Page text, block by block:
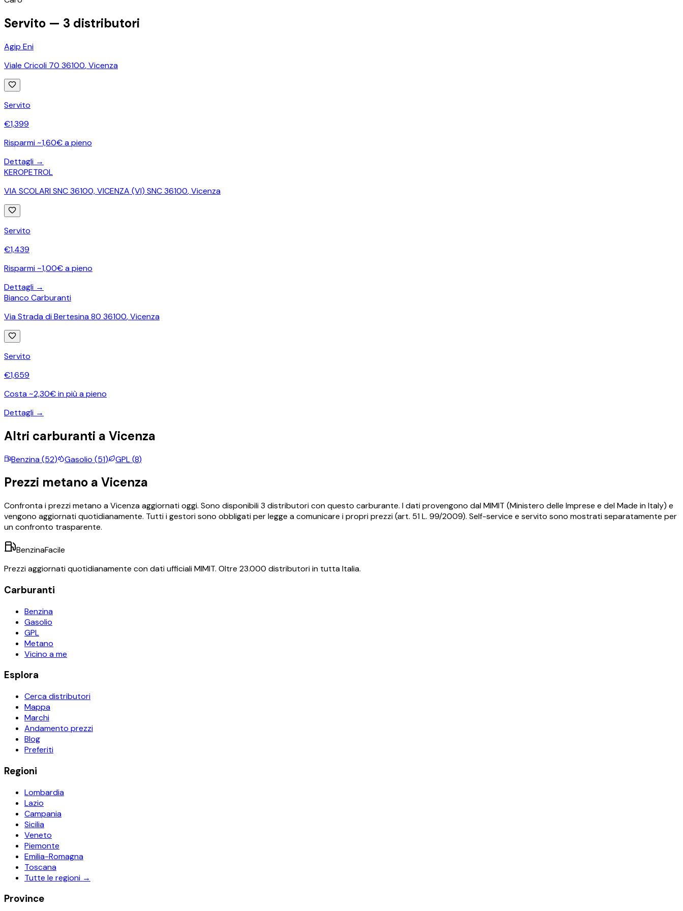
Servito — 3 distributori
Agip Eni
Viale Cricoli 70 36100,Vicenza
Servito
€1,399
Risparmi ~1,60€ a pieno
Dettagli →
KEROPETROL
VIA SCOLARI SNC 36100, VICENZA (VI) SNC 36100,Vicenza
Servito
€1,439
Risparmi ~1,00€ a pieno
Dettagli →
Bianco Carburanti
Via Strada di Bertesina 80 36100,Vicenza
Servito
€1,659
Costa ~2,30€ in più a pieno
Dettagli →
Altri carburanti a Vicenza
Benzina(52) Gasolio (51) GPL(8)
Prezzi metano a Vicenza
Confronta i prezzimetano aVicenzaaggiornati oggi. Sono disponibili3 distributori con questo carburante. I dati provengono dal MIMIT (Ministero delle Imprese e del Made in Italy) e
vengono aggiornati quotidianamente. Tutti i gestori sono obbligati per legge a comunicare i propri prezzi (art. 51 L. 99/2009). Self-service e servito sono mostrati separatamente per
un confronto trasparente.
BenzinaFacile
Prezzi aggiornati quotidianamente con dati ufficiali MIMIT. Oltre 23.000 distributori in tutta Italia.
Carburanti
Benzina
Gasolio
GPL
Metano
Vicino a me
Esplora
Cerca distributori
Mappa
Marchi
Andamento prezzi
Blog
Preferiti
Regioni
Lombardia
Lazio
Campania
Sicilia
Veneto
Piemonte
Emilia-Romagna
Toscana
Tutte le regioni →
Province